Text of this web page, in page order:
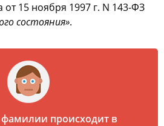
15 ноября 1997 г. N 143-ФЗ
состояния».
происходит в